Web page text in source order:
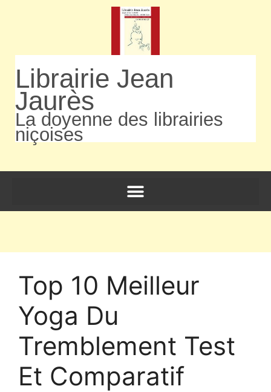
Librairie Jean
Jaurès
La doyenne des librairies
niçoises
Top 10 Meilleur
Yoga Du
Tremblement Test
Et Comparatif